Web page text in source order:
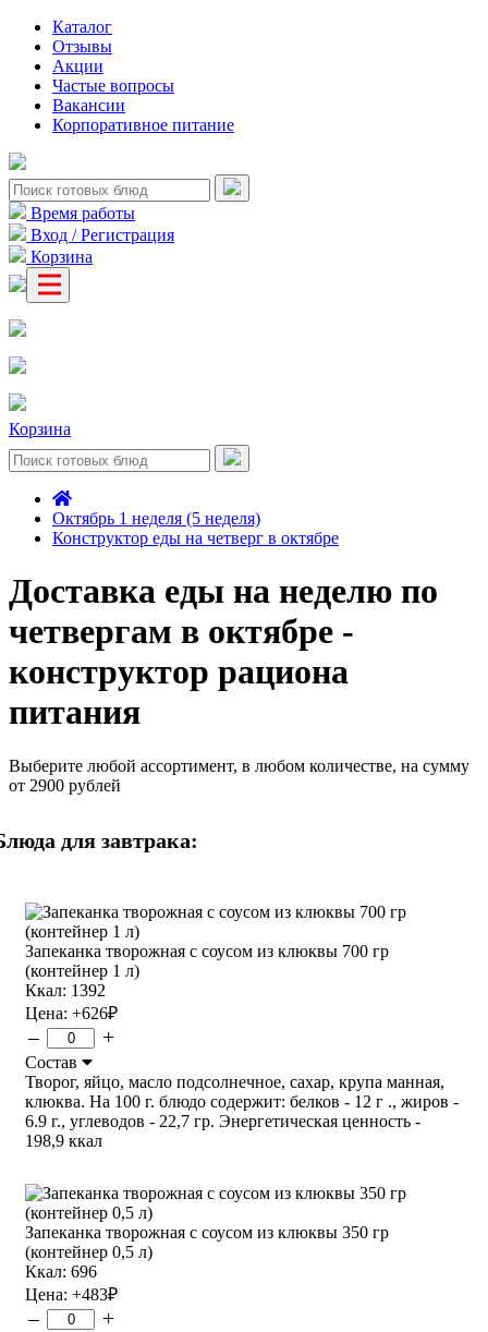
Каталог
Отзывы
Акции
Частые вопросы
Вакансии
Корпоративное питание
Время работы
Вход / Регистрация
Корзина
Корзина
Октябрь 1 неделя (5 неделя)
Конструктор еды на четверг в октябре
Доставка еды на неделю по
четвергам в октябре -
конструктор рациона
питания
Выберите любой ассортимент, в любом количестве, на сумму
от 2900 рублей
для завтрака:
Запеканка творожная с соусом из клюквы 700 гр
(контейнер 1 л)
Ккал: 1392
Цена: +626₽
– +
Состав
Творог, яйцо, масло подсолнечное, сахар, крупа манная,
клюква. На 100 г. блюдо содержит: белков - 12 г ., жиров -
6.9 г., углеводов - 22,7 гр. Энергетическая ценность -
198,9 ккал
Запеканка творожная с соусом из клюквы 350 гр
(контейнер 0,5 л)
Ккал: 696
Цена: +483₽
– +